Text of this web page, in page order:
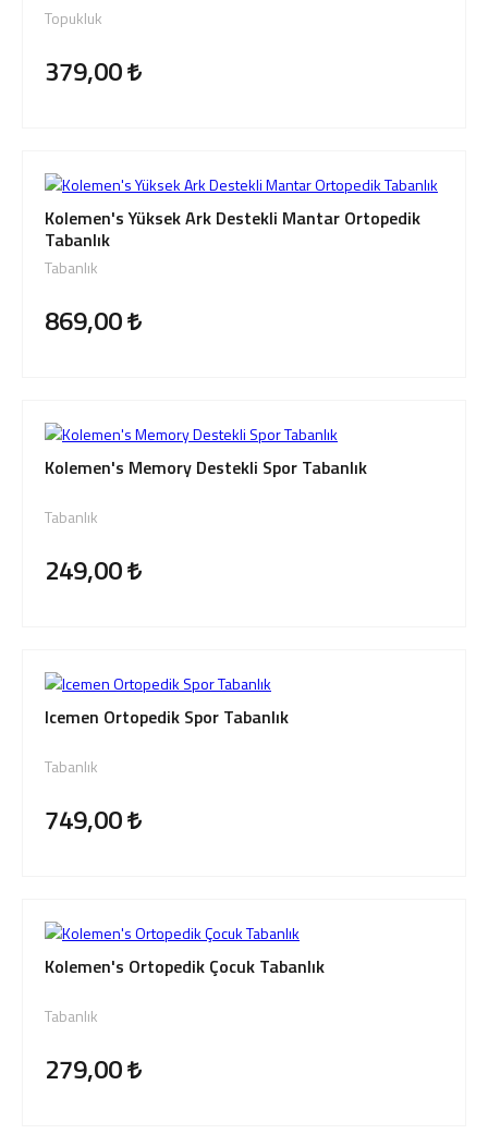
Topukluk
379,00
Kolemen's Yüksek Ark Destekli Mantar Ortopedik
Tabanlık
Tabanlık
869,00
Kolemen's Memory Destekli Spor Tabanlık
Tabanlık
249,00
Icemen Ortopedik Spor Tabanlık
Tabanlık
749,00
Kolemen's Ortopedik Çocuk Tabanlık
Tabanlık
279,00